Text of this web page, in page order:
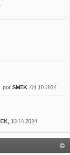
por SMEK , 04 10 2024
, 13 10 2024